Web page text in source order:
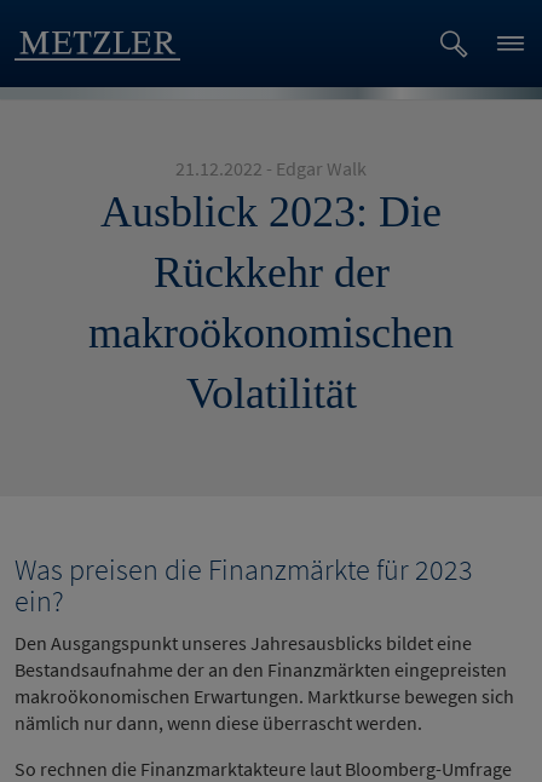
21.12.2022 - Edgar Walk
Ausblick 2023: Die
Rückkehr der
makroökonomischen
Volatilität
Was preisen die Finanzmärkte für 2023
ein?
Den Ausgangspunkt unseres Jahresausblicks bildet eine
Bestandsaufnahme der an den Finanzmärkten eingepreisten
makroökonomischen Erwartungen. Marktkurse bewegen sich
nämlich nur dann, wenn diese überrascht werden.
So rechnen die Finanzmarktakteure laut Bloomberg-Umfrage